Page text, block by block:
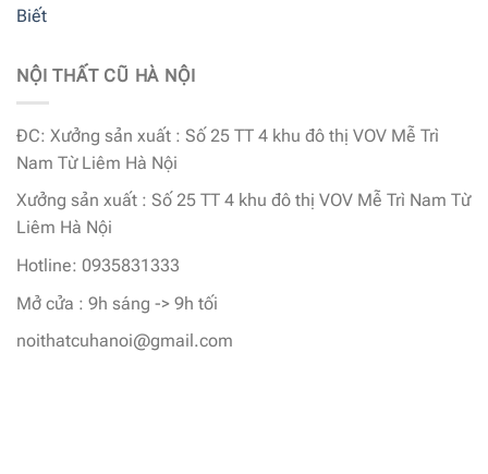
Biết
NỘI THẤT CŨ HÀ NỘI
ĐC: Xưởng sản xuất : Số 25 TT 4 khu đô thị VOV Mễ Trì
Nam Từ Liêm Hà Nội
Xưởng sản xuất : Số 25 TT 4 khu đô thị VOV Mễ Trì Nam Từ
Liêm Hà Nội
Hotline: 0935831333
Mở cửa : 9h sáng -> 9h tối
noithatcuhanoi@gmail.com